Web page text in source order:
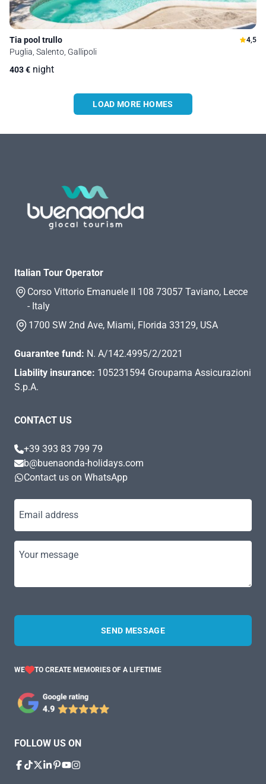
Tia pool trullo 4,5
Puglia, Salento, Gallipoli
403€ night
LOAD MORE HOMES
Italian Tour Operator
Corso Vittorio Emanuele II 108 73057 Taviano, Lecce
- Italy
1700 SW 2nd Ave, Miami, Florida 33129, USA
Guarantee fund: N. A/142.4995/2/2021
Liability insurance: 105231594 Groupama Assicurazioni
S.p.A.
CONTACT US
+39 393 83 799 79
b@buenaonda-holidays.com
Contact us on WhatsApp
Email address
Your message
SEND MESSAGE
WE TO CREATE MEMORIES OF A LIFETIME
FOLLOW US ON